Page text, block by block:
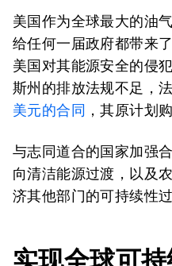
美国作为全球最大的油
给任何一届政府都带来
美国对其能源安全的侵
斯州的排放法规不足，
美元的合同 ，其原计划
与志同道合的国家加强
向清洁能源过渡，以及
济其他部门的可持续性
实现全球可